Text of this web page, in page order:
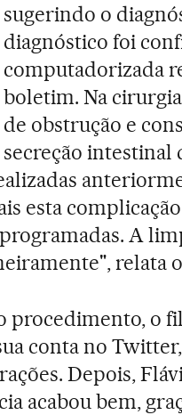
sugerindo o
diagnóstico foi
computadorizada
boletim. Na
de obstrução e
secreção intestinal
esta
A
relata
procedimento, o
conta no
Depois,
acabou bem,